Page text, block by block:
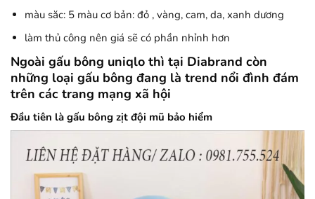
màu săc: 5 màu cơ bản: đỏ , vàng, cam, da, xanh dương
làm thủ công nên giá sẽ có phần nhỉnh hơn
Ngoài gấu bông uniqlo thì tại Diabrand còn
những loại gấu bông đang là trend nổi đình đám
trên các trang mạng xã hội
Đầu tiên là gấu bông zịt đội mũ bảo hiểm